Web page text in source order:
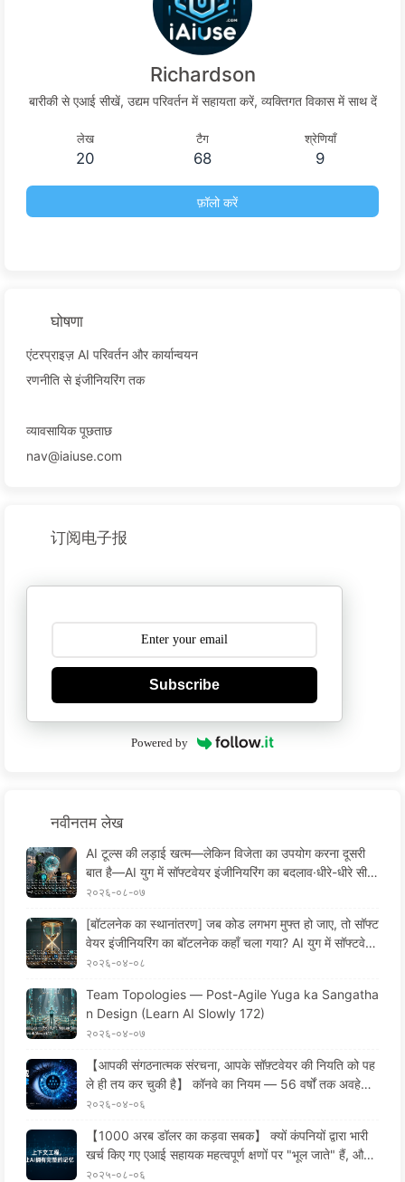
Richardson
बारीकी से एआई सीखें, उद्यम परिवर्तन में सहायता करें, व्यक्तिगत विकास में साथ दें
लेख
20
टैग
68
श्रेणियाँ
9
फ़ॉलो करें
घोषणा
एंटरप्राइज़ AI परिवर्तन और कार्यान्वयन
रणनीति से इंजीनियरिंग तक
व्यावसायिक पूछताछ
nav@iaiuse.com
订阅电子报
Subscribe
Powered by
नवीनतम लेख
AI टूल्स की लड़ाई खत्म—लेकिन विजेता का उपयोग करना दूसरी
बात है—AI युग में सॉफ्टवेयर इंजीनियरिंग का बदलाव·धीरे-धीरे सीखें
AI 175
२०२६-०८-०७
[बॉटलनेक का स्थानांतरण] जब कोड लगभग मुफ्त हो जाए, तो सॉफ्ट
वेयर इंजीनियरिंग का बॉटलनेक कहाँ चला गया? AI युग में सॉफ्टवेयर
इंजीनियरिंग का परिवर्तन — मैं धीरे-धीरे AI सीखता हूँ 173
२०२६-०४-०८
Team Topologies — Post-Agile Yuga ka Sangatha
n Design (Learn AI Slowly 172)
२०२६-०४-०७
【आपकी संगठनात्मक संरचना, आपके सॉफ़्टवेयर की नियति को पह
ले ही तय कर चुकी है】 कॉनवे का नियम — 56 वर्षों तक अवहेलित
रही प्रबंधन की कानूनी वास्तविकता AI युग में सॉफ़्टवेयर इंजीनिय
२०२६-०४-०६
【1000 अरब डॉलर का कड़वा सबक】 क्यों कंपनियों द्वारा भारी
खर्च किए गए एआई सहायक महत्वपूर्ण क्षणों पर "भूल जाते" हैं, और इ
सके बावजूद प्रतिस्पर्धियों ने 90% प्रदर्शन में सुधार किया?——
२०२५-०८-०६